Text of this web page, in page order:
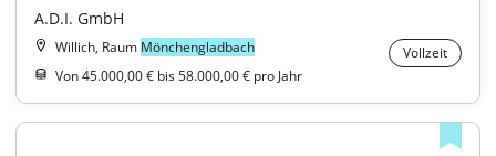
A.D.I. GmbH
Willich, Raum Mönchengladbach
Vollzeit
Von 45.000,00 € bis 58.000,00 € pro Jahr